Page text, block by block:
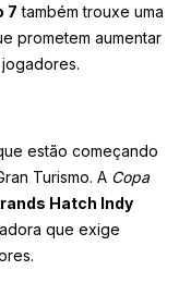
7 também trouxe uma
prometem aumentar
estão começando
Turismo. A Copa
Hatch Indy
que exige